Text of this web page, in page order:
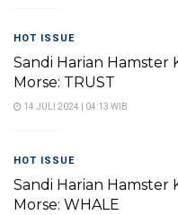
HOT ISSUE
Sandi Harian Hamster
Morse: TRUST
14 JULI 2024 | 04:13 WIB
HOT ISSUE
Sandi Harian Hamster
Morse: WHALE